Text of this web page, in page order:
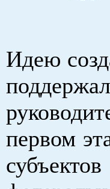
Идею
первом